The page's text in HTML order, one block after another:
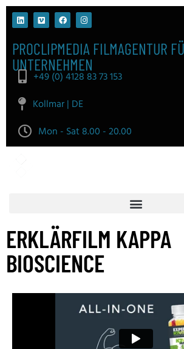
PROCLIPMEDIA FILMAGENTUR
UNTERNEHMEN
+49 (0) 4128 83 73 153
Kollmar | DE
Mon - Sat 8.00 - 20.00
ERKLÄRFILM KAPPA
BIOSCIENCE